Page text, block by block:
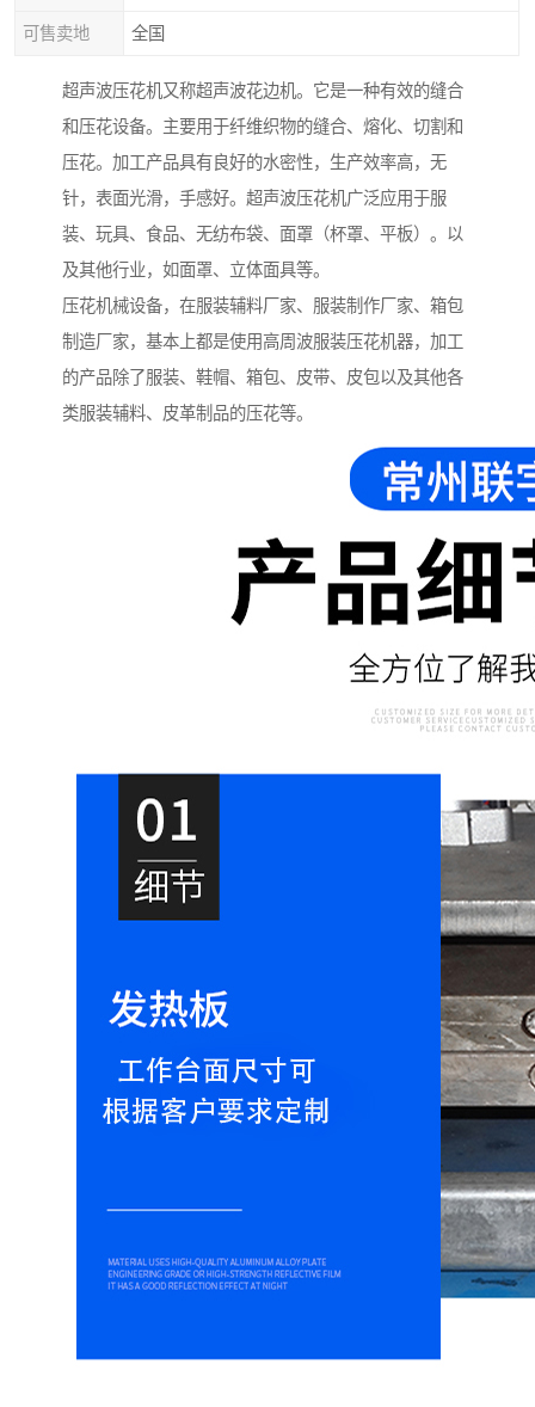
可售卖地 全国
超声波压花机又称超声波花边机。它是一种有效的缝合
和压花设备。主要用于纤维织物的缝合、熔化、切割和
压花。加工产品具有良好的水密性，生产效率高，无
针，表面光滑，手感好。超声波压花机广泛应用于服
装、玩具、食品、无纺布袋、面罩（杯罩、平板）。以
及其他行业，如面罩、立体面具等。
压花机械设备，在服装辅料厂家、服装制作厂家、箱包
制造厂家，基本上都是使用高周波服装压花机器，加工
的产品除了服装、鞋帽、箱包、皮带、皮包以及其他各
类服装辅料、皮革制品的压花等。